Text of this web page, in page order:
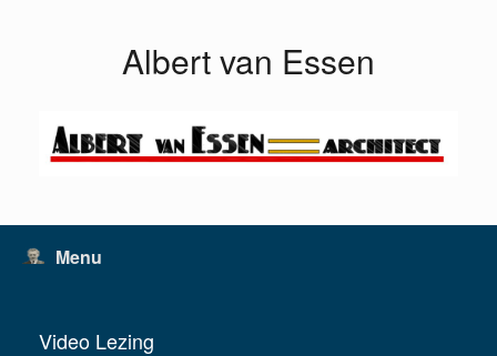
Albert van Essen
Menu
Video Lezing